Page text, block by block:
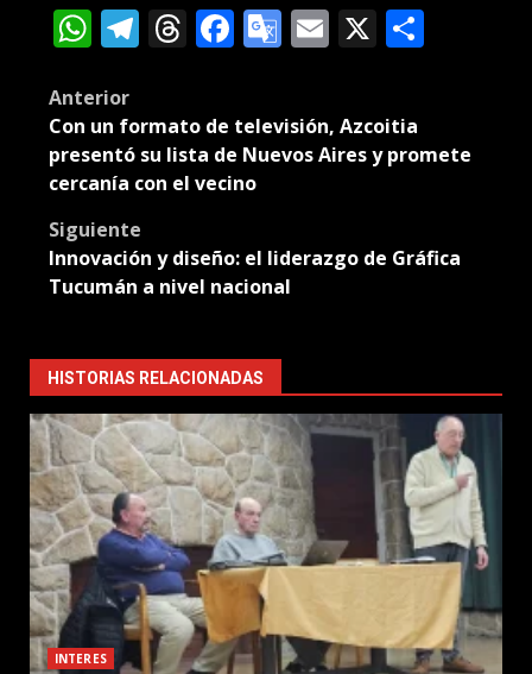
WhatsApp
Telegram
Threads
Facebook
Google
Translate
Email
X
Post
navigation
Anterior
Con un formato de televisión, Azcoitia
presentó su lista de Nuevos Aires y promete
cercanía con el vecino
Siguiente
Innovación y diseño: el liderazgo de Gráfica
Tucumán a nivel nacional
HISTORIAS RELACIONADAS
INTERES